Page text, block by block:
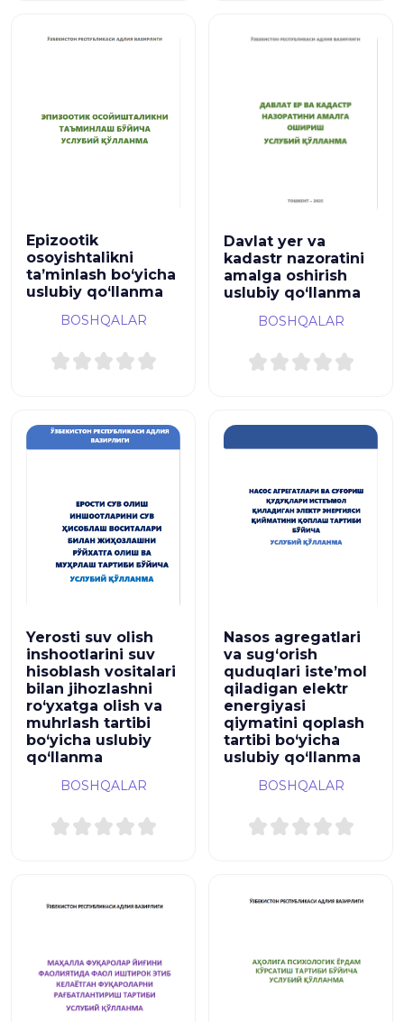
Epizootik
osoyishtalikni
ta’minlash bo‘yicha
uslubiy qo‘llanma
BOSHQALAR
Davlat yer va
kadastr nazoratini
amalga oshirish
uslubiy qo‘llanma
BOSHQALAR
Yerosti suv olish
inshootlarini suv
hisoblash vositalari
bilan jihozlashni
ro‘yxatga olish va
muhrlash tartibi
bo‘yicha uslubiy
qo‘llanma
BOSHQALAR
Nasos agregatlari
va sug‘orish
quduqlari iste’mol
qiladigan elektr
energiyasi
qiymatini qoplash
tartibi bo‘yicha
uslubiy qo‘llanma
BOSHQALAR